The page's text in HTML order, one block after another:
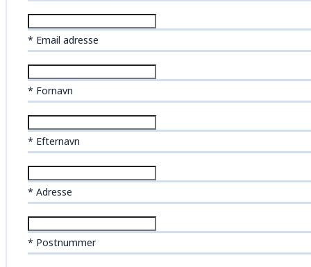
* Email adresse
* Fornavn
* Efternavn
* Adresse
* Postnummer